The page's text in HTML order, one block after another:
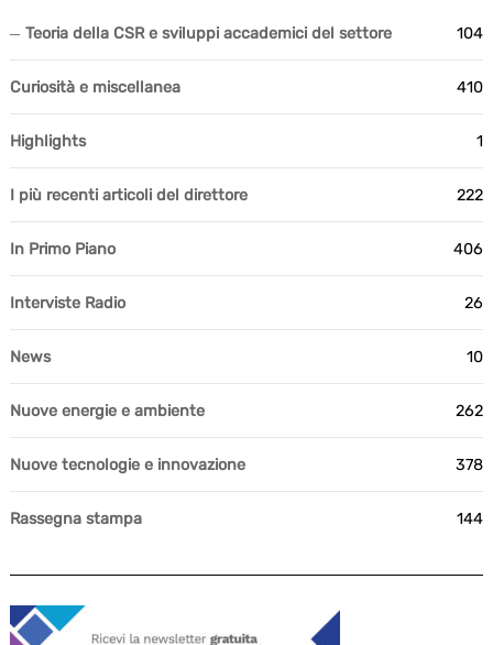
Teoria della CSR e sviluppi accademici del settore 104
Curiosità e miscellanea 410
Highlights 1
I più recenti articoli del direttore 222
In Primo Piano 406
Interviste Radio 26
News 10
Nuove energie e ambiente 262
Nuove tecnologie e innovazione 378
Rassegna stampa 144